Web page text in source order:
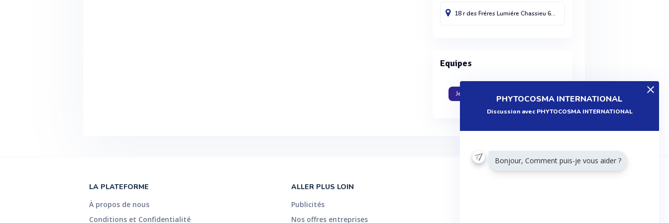
PHYTOCOSMA INTERNATIONAL
Discussion avec PHYTOCOSMA INTERNATIONAL
Bonjour, Comment puis-je vous aider ?
18 r des Fréres LumiéreChassieu69680
Equipes
Je travaille dans cette entreprise
LA PLATEFORME
À propos de nous
Conditions et Confidentialité
ALLER PLUS LOIN
Publicités
Nos offres entreprises